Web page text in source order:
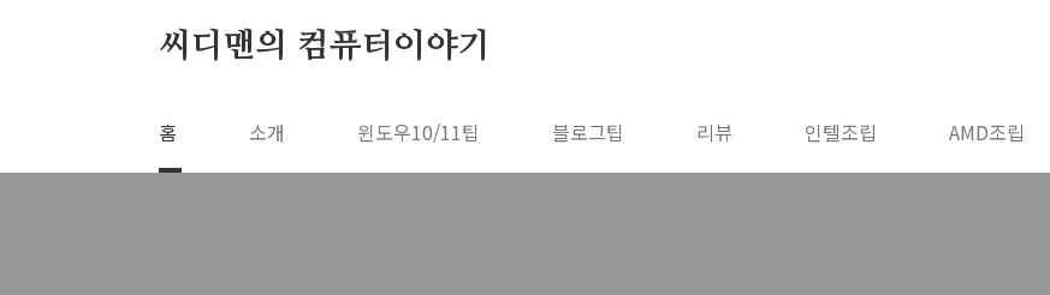
씨디맨의 컴퓨터이야기
홈 소개 윈도우10/11팁 블로그팁 리뷰 인텔조립 AMD조립